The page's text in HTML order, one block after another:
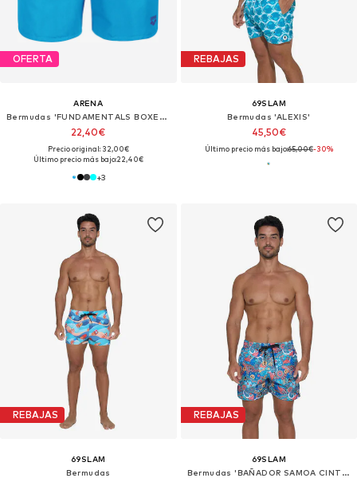
OFERTA
ARENA
Bermudas 'FUNDAMENTALS BOXER R'
22,40€
Precio original: 32,00€
Último precio más bajo:22,40€
+3
REBAJAS
69SLAM
Bermudas 'ALEXIS'
45,50€
Último precio más bajo:65,00€-30%
REBAJAS
69SLAM
Bermudas
REBAJAS
69SLAM
Bermudas 'BAÑADOR SAMOA CINTURA ELÁSTICA TROPICAL LAH'